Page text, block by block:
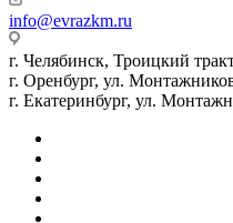
info@evrazkm.ru
г. Челябинск, Троицкий
г. Оренбург, ул.
г. Екатеринбург, ул.